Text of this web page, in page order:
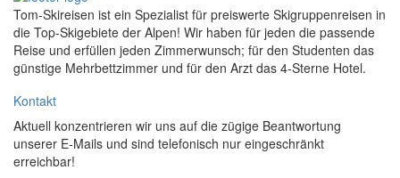
Tom-Skireisen ist ein Spezialist für preiswerte Skigruppenreisen in
die Top-Skigebiete der Alpen! Wir haben für jeden die passende
Reise und erfüllen jeden Zimmerwunsch; für den Studenten das
günstige Mehrbettzimmer und für den Arzt das 4-Sterne Hotel.
Kontakt
Aktuell konzentrieren wir uns auf die zügige Beantwortung
unserer E-Mails und sind telefonisch nur eingeschränkt
erreichbar!